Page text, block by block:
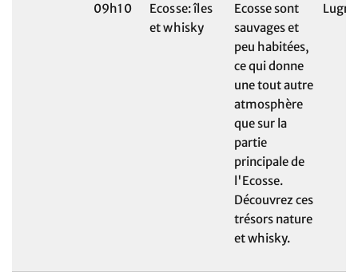
09h10
Ecosse: îles
et whisky
Ecosse sont
sauvages et
peu habitées,
ce qui donne
une tout autre
atmosphère
que sur la
partie
principale de
l'Ecosse.
Découvrez ces
trésors nature
et whisky.